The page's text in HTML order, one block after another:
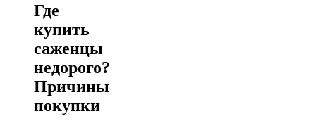
Где
купить
саженцы
недорого?
Причины
покупки